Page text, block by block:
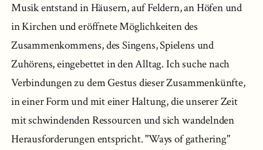
Musik entstand in Häusern, auf Feldern, an Höfen und
in Kirchen und eröffnete Möglichkeiten des
Zusammenkommens, des Singens, Spielens und
Zuhörens, eingebettet in den Alltag. Ich suche nach
Verbindungen zu dem Gestus dieser Zusammenkünfte,
in einer Form und mit einer Haltung, die unserer Zeit
mit schwindenden Ressourcen und sich wandelnden
Herausforderungen entspricht. "Ways of gathering"